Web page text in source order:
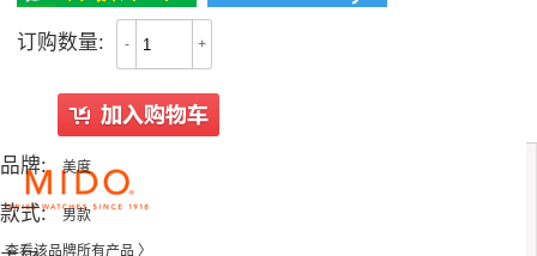
订购数量: - +
查看该品牌所有产品 〉
品牌: 美度
款式: 男款